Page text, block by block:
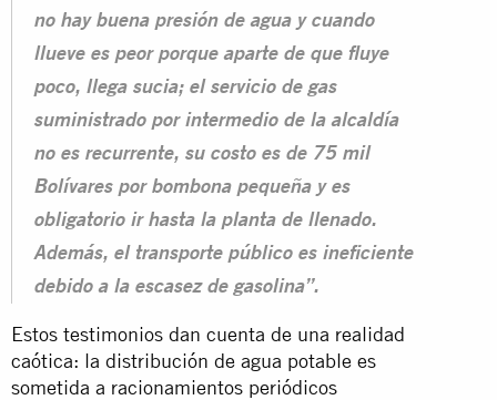
no hay buena presión de agua y cuando
llueve es peor porque aparte de que fluye
poco, llega sucia; el servicio de gas
suministrado por intermedio de la alcaldía
no es recurrente, su costo es de 75 mil
Bolívares por bombona pequeña y es
obligatorio ir hasta la planta de llenado.
Además, el transporte público es ineficiente
debido a la escasez de gasolina”.
Estos testimonios dan cuenta de una realidad
caótica: la distribución de agua potable es
sometida a racionamientos periódicos